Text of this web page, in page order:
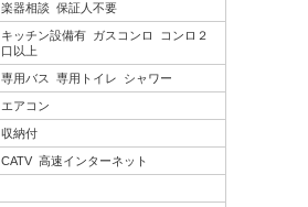
楽器相談 保証人不要
キッチン設備有 ガスコンロ
コンロ２
口以上
専用バス 専用トイレ シャワー
エアコン
収納付
CATV 高速インターネット